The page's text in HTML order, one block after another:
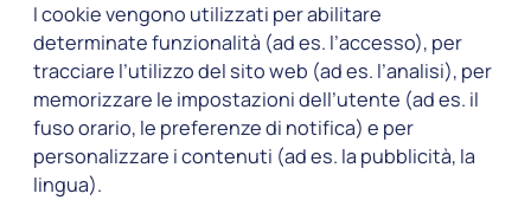
I cookie vengono utilizzati per abilitare
determinate funzionalità (ad es. l’accesso), per
tracciare l’utilizzo del sito web (ad es. l’analisi), per
memorizzare le impostazioni dell’utente (ad es. il
fuso orario, le preferenze di notifica) e per
personalizzare i contenuti (ad es. la pubblicità, la
lingua).